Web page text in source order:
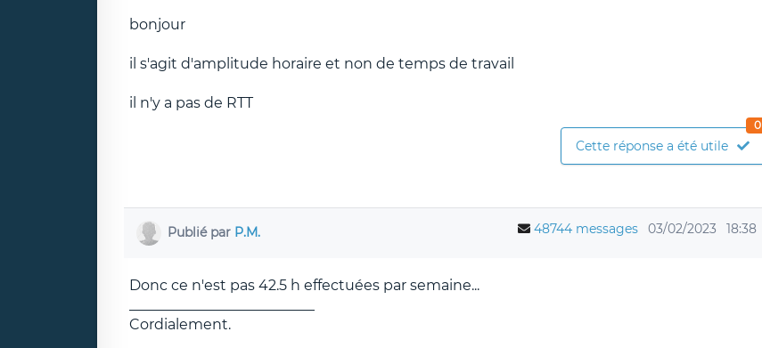
bonjour
il s'agit d'amplitude horaire et non de temps de travail
il n'y a pas de RTT
Cette réponse a été utile
0
Publié par P.M. 48744 messages 03/02/2023 18:38
Donc ce n'est pas 42.5 h effectuées par semaine...
Cordialement.